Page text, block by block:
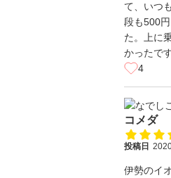
て、いつ
段も500
た。上に
かったです
4
コメダ
投稿日
伊勢のイ